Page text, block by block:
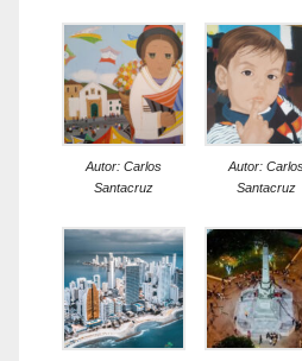
Autor: Carlos
Santacruz
Autor:
Santacruz